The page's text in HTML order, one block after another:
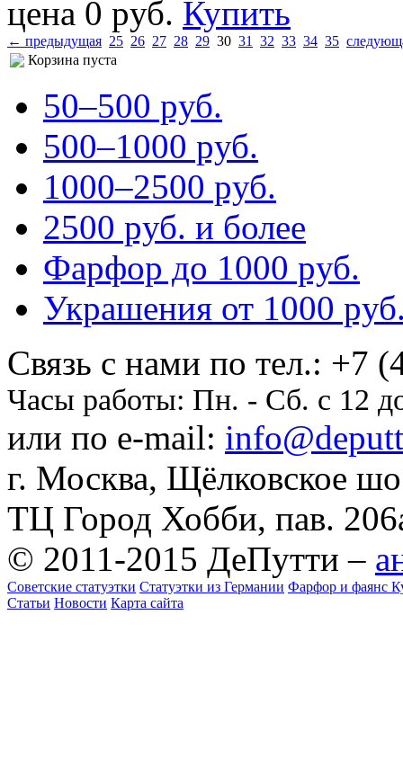
цена 0 pуб. Купить
← предыдущая 25 26 27 28 29 30 31 32 33 34 35
Корзина пуста
50–500 pуб.
500–1000 pуб.
1000–2500 pуб.
2500 pуб. и более
Фарфор до 1000 pуб.
Украшения от 1000
Cвязь с нами по тел.: +7
Часы работы: Пн. - Сб. с 12
или по e-mail:
г. Москва, Щёлковское
ТЦ Город Хобби, пав.
© 2011-2015 ДеПутти –
Советские статуэтки Статуэтки из Германии Фарфор и фаянс
Статьи Новости Карта сайта